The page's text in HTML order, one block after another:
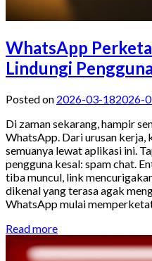
WhatsApp
Lindungi
Posted on 2026-03-182026-
Di zaman sekarang, hampir
WhatsApp. Dari urusan kerja,
semuanya lewat aplikasi ini.
pengguna kesal: spam chat.
tiba muncul, link
dikenal yang terasa agak
WhatsApp mulai
Read more